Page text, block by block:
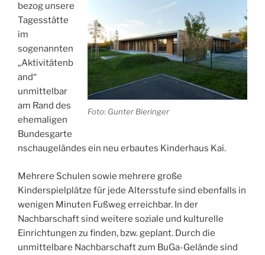
Foto: Gunter Bieringer
bezog unsere
Tagesstätte
im
sogenannten
„Aktivitätenb
and“
unmittelbar
am Rand des
ehemaligen
Bundesgarte
nschaugeländes ein neu erbautes Kinderhaus Kai.
Mehrere Schulen sowie mehrere große
Kinderspielplätze für jede Altersstufe sind ebenfalls in
wenigen Minuten Fußweg erreichbar. In der
Nachbarschaft sind weitere soziale und kulturelle
Einrichtungen zu finden, bzw. geplant. Durch die
unmittelbare Nachbarschaft zum BuGa-Gelände sind